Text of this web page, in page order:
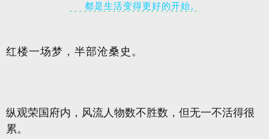
都是生活变得更好的开始。
红楼一场梦，半部沧桑史。
纵观荣国府内，风流人物数不胜数，但无一不活得很
累。